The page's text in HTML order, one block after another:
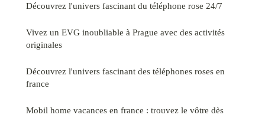
Découvrez l'univers fascinant du téléphone rose 24/7
Vivez un EVG inoubliable à Prague avec des activités
originales
Découvrez l'univers fascinant des téléphones roses en
france
Mobil home vacances en france : trouvez le vôtre dès